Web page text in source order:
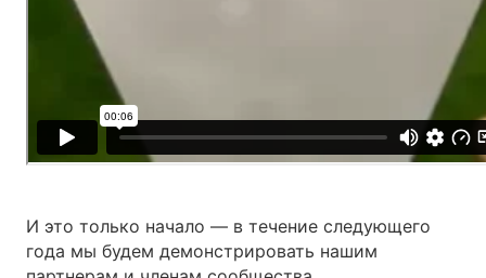
И это только начало — в течение следующего
года мы будем демонстрировать нашим